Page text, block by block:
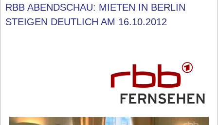
RBB ABENDSCHAU: MIETEN IN BERLIN
STEIGEN DEUTLICH AM 16.10.2012